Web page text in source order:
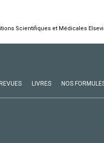
Scientifiques et Médicales
REVUES LIVRES NOS